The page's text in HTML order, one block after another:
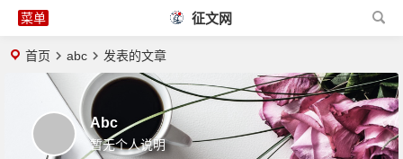
征文网
首页 abc 发表的文章
Abc
暂无个人说明